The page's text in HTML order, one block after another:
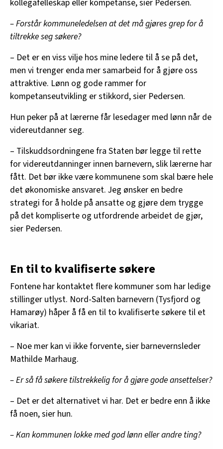
kollegafelleskap eller kompetanse, sier Pedersen.
– Forstår kommuneledelsen at det må gjøres grep for å
tiltrekke seg søkere?
– Det er en viss vilje hos mine ledere til å se på det,
men vi trenger enda mer samarbeid for å gjøre oss
attraktive. Lønn og gode rammer for
kompetanseutvikling er stikkord, sier Pedersen.
Hun peker på at lærerne får lesedager med lønn når de
videreutdanner seg.
– Tilskuddsordningene fra Staten bør legge til rette
for videreutdanninger innen barnevern, slik lærerne har
fått. Det bør ikke være kommunene som skal bære hele
det økonomiske ansvaret. Jeg ønsker en bedre
strategi for å holde på ansatte og gjøre dem trygge
på det kompliserte og utfordrende arbeidet de gjør,
sier Pedersen.
En til to kvalifiserte søkere
Fontene har kontaktet flere kommuner som har ledige
stillinger utlyst. Nord-Salten barnevern (Tysfjord og
Hamarøy) håper å få en til to kvalifiserte søkere til et
vikariat.
– Noe mer kan vi ikke forvente, sier barnevernsleder
Mathilde Marhaug.
– Er så få søkere tilstrekkelig for å gjøre gode ansettelser?
– Det er det alternativet vi har. Det er bedre enn å ikke
få noen, sier hun.
– Kan kommunen lokke med god lønn eller andre ting?